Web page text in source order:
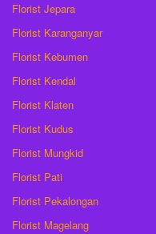
Florist Jepara
Florist Karanganyar
Florist Kebumen
Florist Kendal
Florist Klaten
Florist Kudus
Florist Mungkid
Florist Pati
Florist Pekalongan
Florist Magelang